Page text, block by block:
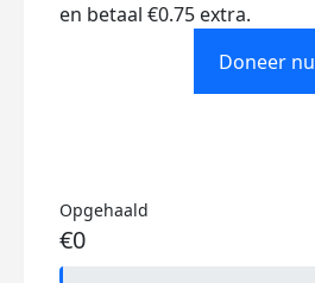
en betaal €0.75 extra.
Doneer nu
Opgehaald
€0